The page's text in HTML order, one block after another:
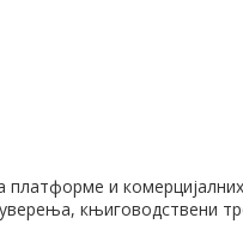
и
књиговодствени